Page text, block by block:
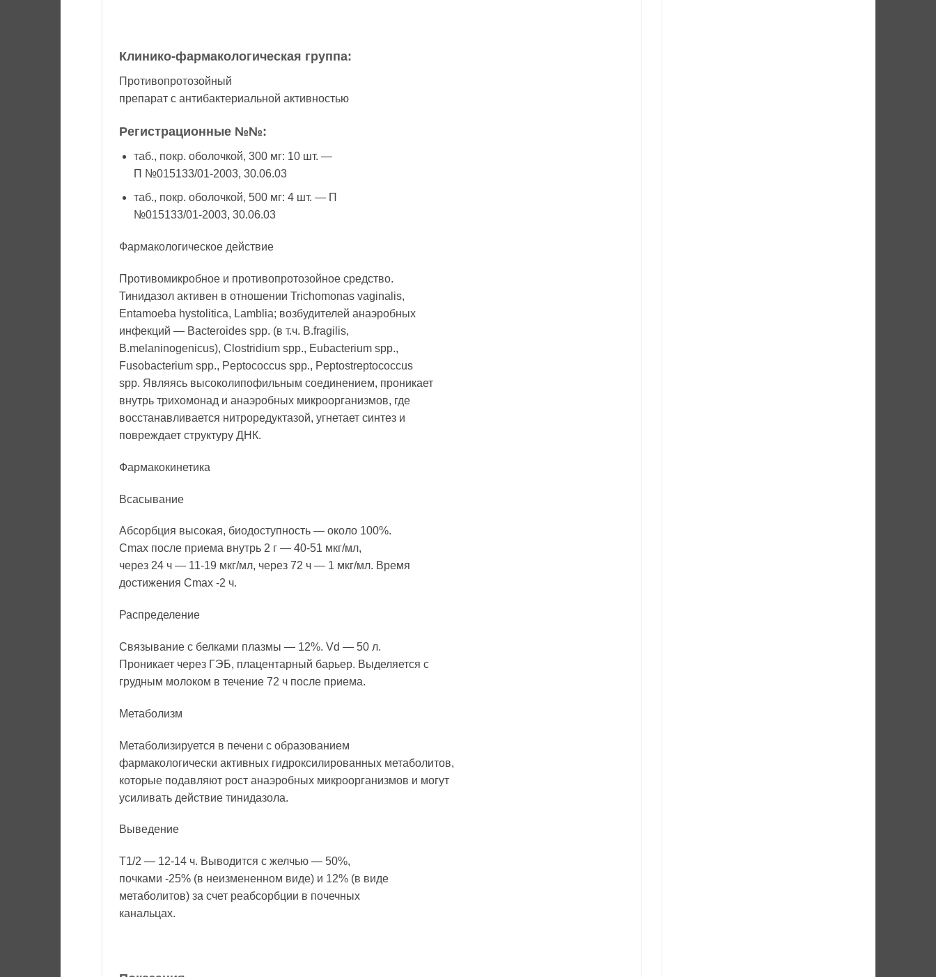
Клинико-фармакологическая группа:
Противопротозойный
препарат с антибактериальной активностью
Регистрационные №№:
таб., покр. оболочкой, 300 мг: 10 шт. —
П №015133/01-2003, 30.06.03
таб., покр. оболочкой, 500 мг: 4 шт. — П
№015133/01-2003, 30.06.03
Фармакологическое действие
Противомикробное и противопротозойное средство.
Тинидазол активен в отношении Trichomonas vaginalis,
Entamoeba hystolitica, Lamblia; возбудителей анаэробных
инфекций — Bacteroides spp. (в т.ч. B.fragilis,
B.melaninogenicus), Clostridium spp., Eubacterium spp.,
Fusobacterium spp., Peptococcus spp., Peptostreptococcus
spp. Являясь высоколипофильным соединением, проникает
внутрь трихомонад и анаэробных микроорганизмов, где
восстанавливается нитроредуктазой, угнетает синтез и
повреждает структуру ДНК.
Фармакокинетика
Всасывание
Абсорбция высокая, биодоступность — около 100%.
Сmax после приема внутрь 2 г — 40-51 мкг/мл,
через 24 ч — 11-19 мкг/мл, через 72 ч — 1 мкг/мл. Время
достижения Сmax -2 ч.
Распределение
Связывание с белками плазмы — 12%. Vd — 50 л.
Проникает через ГЭБ, плацентарный барьер. Выделяется с
грудным молоком в течение 72 ч после приема.
Метаболизм
Метаболизируется в печени с образованием
фармакологически активных гидроксилированных метаболитов,
которые подавляют рост анаэробных микроорганизмов и могут
усиливать действие тинидазола.
Выведение
Т1/2 — 12-14 ч. Выводится с желчью — 50%,
почками -25% (в неизмененном виде) и 12% (в виде
метаболитов) за счет реабсорбции в почечных
канальцах.